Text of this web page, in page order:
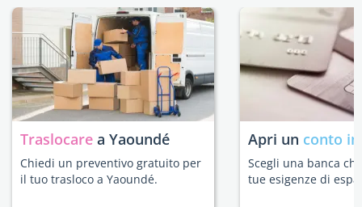
Traslocare a Yaoundé
Chiedi un preventivo gratuito per
il tuo trasloco a Yaoundé.
Apri un conto
Scegli una banca
tue esigenze di